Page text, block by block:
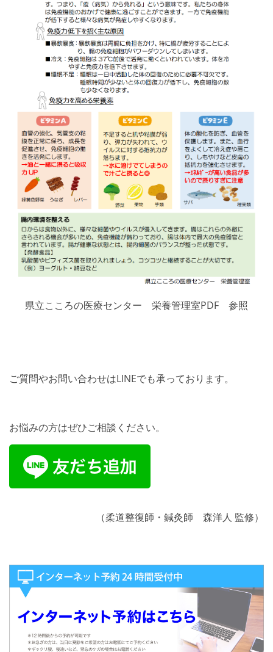
県立こころの医療センター 栄養管理室PDF 参照
ご質問やお問い合わせはLINEでも承っております。
お悩みの方はぜひご相談ください。
（柔道整復師・鍼灸師 森洋人 監修）